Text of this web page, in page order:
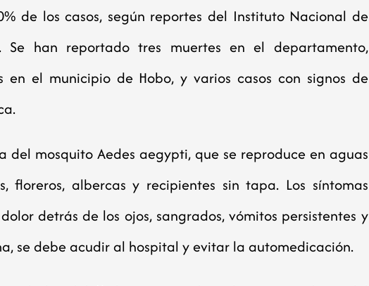
de los casos, según reportes del Instituto Nacional de
han reportado tres muertes en el departamento,
el municipio de Hobo, y varios casos con signos de
del mosquito Aedes aegypti, que se reproduce en aguas
floreros, albercas y recipientes sin tapa. Los síntomas
detrás de los ojos, sangrados, vómitos persistentes y
se debe acudir al hospital y evitar la automedicación.